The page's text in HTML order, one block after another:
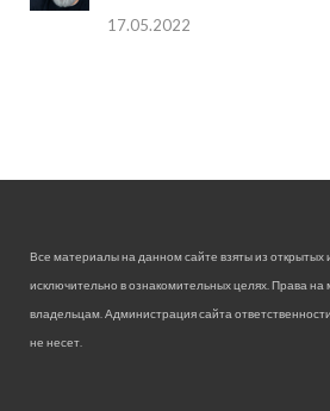
17.05.2022
Все материалы на данном сайте взяты из открытых
исключительно в ознакомительных целях. Права
владельцам. Администрация сайта
не несет.